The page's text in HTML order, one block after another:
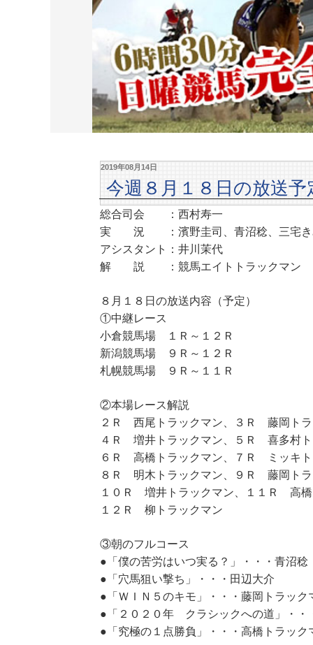
2019年08月14日
今週８月１８日の放送予
総合司会 ：西村寿一
実 況 ：濱野圭司、青沼稔、三宅き
アシスタント：井川茉代
解 説 ：競馬エイトトラックマン
８月１８日の放送内容（予定）
①中継レース
小倉競馬場 １Ｒ～１２Ｒ
新潟競馬場 ９Ｒ～１２Ｒ
札幌競馬場 ９Ｒ～１１Ｒ
②本場レース解説
２Ｒ 西尾トラックマン、３Ｒ 藤岡トラ
４Ｒ 増井トラックマン、５Ｒ 喜多村ト
６Ｒ 高橋トラックマン、７Ｒ ミッキト
８Ｒ 明木トラックマン、９Ｒ 藤岡トラ
１０Ｒ 増井トラックマン、１１Ｒ 高橋
１２Ｒ 柳トラックマン
③朝のフルコース
●「僕の苦労はいつ実る？」・・・青沼稔
●「穴馬狙い撃ち」・・・田辺大介
●「ＷＩＮ５のキモ」・・・藤岡トラック
●「２０２０年 クラシックへの道」・・
●「究極の１点勝負」・・・高橋トラック